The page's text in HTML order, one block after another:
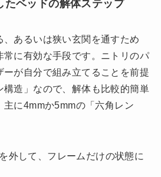
たベッドの解体ステップ
あるいは狭い玄関を通すため
常に有効な手段です。ニトリのパ
ーが自分で組み立てることを前提
構造」なので、解体も比較的簡単
主に4mmか5mmの「六角レン
外して、フレームだけの状態に